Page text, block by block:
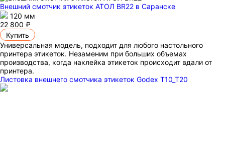
Внешний смотчик этикеток АТОЛ BR22 в Саранске
120 мм
22 800 ₽
Купить
Универсальная модель, подходит для любого настольного
принтера этикеток. Незаменим при больших объемах
производства, когда наклейка этикеток происходит вдали от
принтера.
Листовка внешнего смотчика этикеток Godex T10_T20